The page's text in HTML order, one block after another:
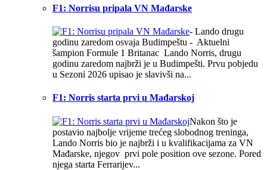
F1: Norrisu pripala VN Mađarske
- Lando drugu
godinu zaredom osvaja Budimpeštu - Aktuelni
šampion Formule 1 Britanac Lando Norris, drugu
godinu zaredom najbrži je u Budimpešti. Prvu pobjedu
u Sezoni 2026 upisao je slavivši na...
F1: Norris starta prvi u Mađarskoj
Nakon što je
postavio najbolje vrijeme trećeg slobodnog treninga,
Lando Norris bio je najbrži i u kvalifikacijama za VN
Mađarske, njegov prvi pole position ove sezone. Pored
njega starta Ferrarijev...